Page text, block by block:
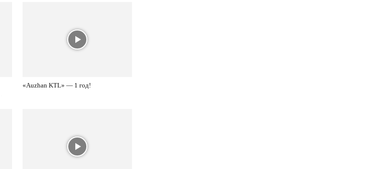
«Auzhan KTL» — 1 год!